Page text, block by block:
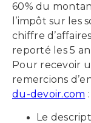
60% du
l’impôt sur les
chiffre
reporté les 5
Pour recevoir
remercions
du-devoir.com :
Le